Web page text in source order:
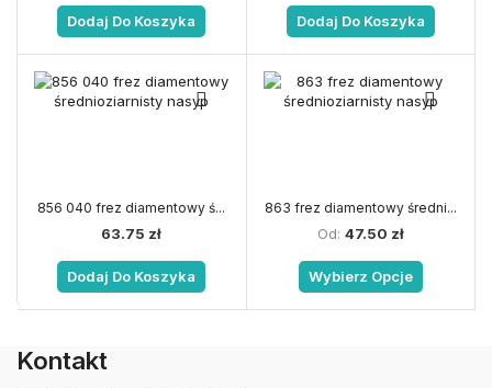
Dodaj Do Koszyka Dodaj Do Koszyka
856 040 frez diamentowy ś...
63.75 zł
Dodaj Do Koszyka
863 frez diamentowy średni...
Od: 47.50 zł
Wybierz Opcje
ma
Kontakt